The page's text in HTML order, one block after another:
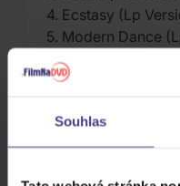
Souhlas
4. Ecstasy (Lp
5. Modern Dance
6. Tatters (Lp
7. Future Farmers
9. White Prism (Lp
10. Rock Minuet (Lp